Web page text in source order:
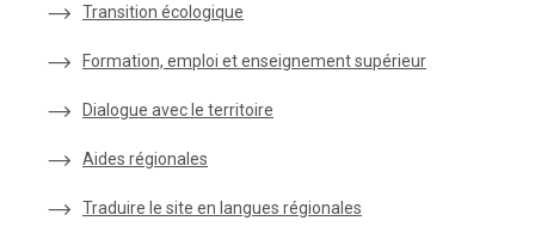
Transition écologique
Formation, emploi et enseignement supérieur
Dialogue avec le territoire
Aides régionales
Traduire le site en langues régionales